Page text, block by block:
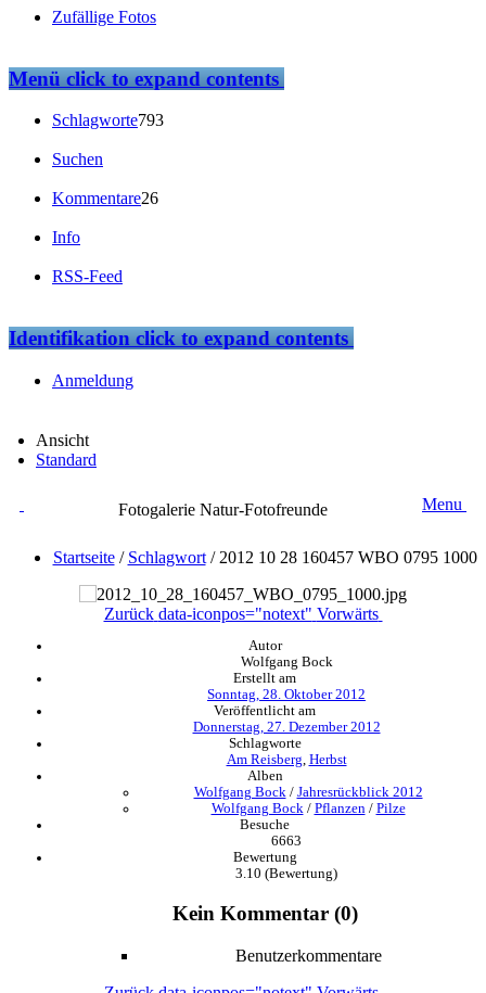
Zufällige Fotos
Menüclick to expand contents
Schlagworte793
Suchen
Kommentare26
Info
RSS-Feed
Identifikationclick to expand contents
Anmeldung
Ansicht
Standard
Fotogalerie Natur-Fotofreunde Menu
Startseite/ Schlagwort / 2012 10 28 160457 WBO 0795 1000
Zurück data-iconpos="notext" Vorwärts
Autor
Wolfgang Bock
Erstellt am
Sonntag, 28. Oktober 2012
Veröffentlicht am
Donnerstag, 27. Dezember 2012
Schlagworte
Am Reisberg Herbst
Alben
Wolfgang Bock / Jahresrückblick 2012
Wolfgang Bock / Pflanzen / Pilze
Besuche
6663
Bewertung
3.10 (Bewertung)
Kein Kommentar (0)
Benutzerkommentare